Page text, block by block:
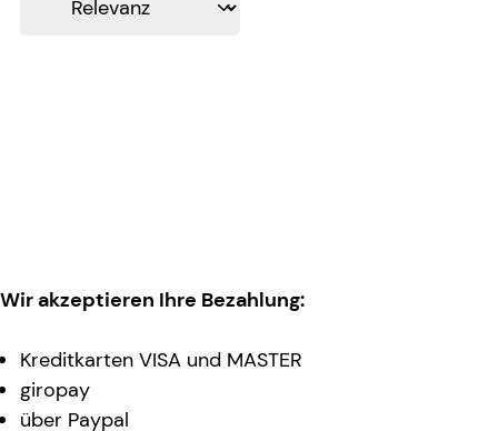
Wir akzeptieren Ihre Bezahlung:
Kreditkarten VISA und MASTER
giropay
über Paypal